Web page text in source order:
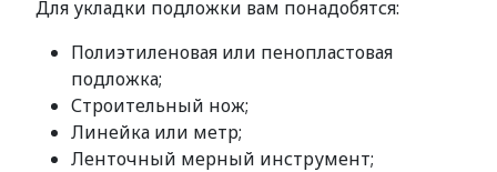
Для укладки подложки вам понадобятся:
Полиэтиленовая или пенопластовая
подложка;
Строительный нож;
Линейка или метр;
Ленточный мерный инструмент;